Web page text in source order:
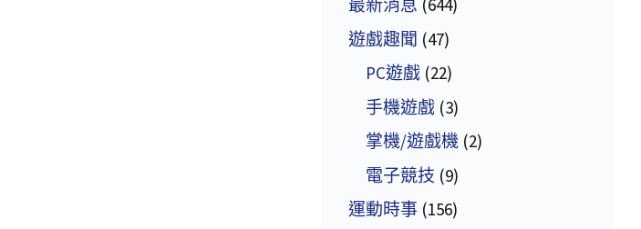
最新消息 (644)
遊戲趣聞 (47)
PC遊戲 (22)
手機遊戲 (3)
掌機/遊戲機 (2)
電子競技 (9)
運動時事 (156)